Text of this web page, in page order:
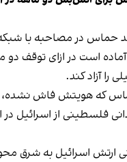
حماس در مصاحبه با
را آزاد کند.
که هویتش فاش نشده،
اسرائیل به شرق محور